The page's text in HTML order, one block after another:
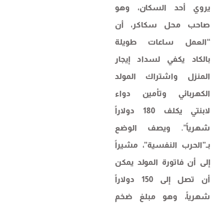
يروي أحد السكان، وهو
صاحب محل سكاكر، أن
“العمل ساعات طويلة
بالكاد يكفي لسداد إيجار
المنزل واشتراك المولد
الكهربائي وتأمين دواء
لابنتي يكلف 180 دولاراً
شهرياً”. ويصف الوضع
بـ”الحرب النفسية”، مشيراً
إلى أن فاتورة المولد يمكن
أن تصل إلى 150 دولاراً
شهرياً، وهو مبلغ ضخم